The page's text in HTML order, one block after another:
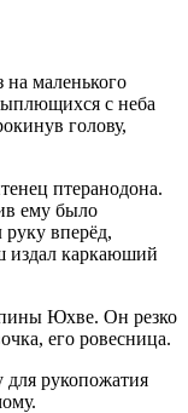
на маленького
с неба
голову,
птеранодона.
ему было
вперёд,
издал каркаюший
Юхве. Он резко
его ровесница.
рукопожатия